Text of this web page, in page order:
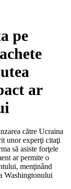
pe
ar
către Ucraina
unor experţi citaţi
să asiste forţele
ar permite o
menţinând
Washingtonului